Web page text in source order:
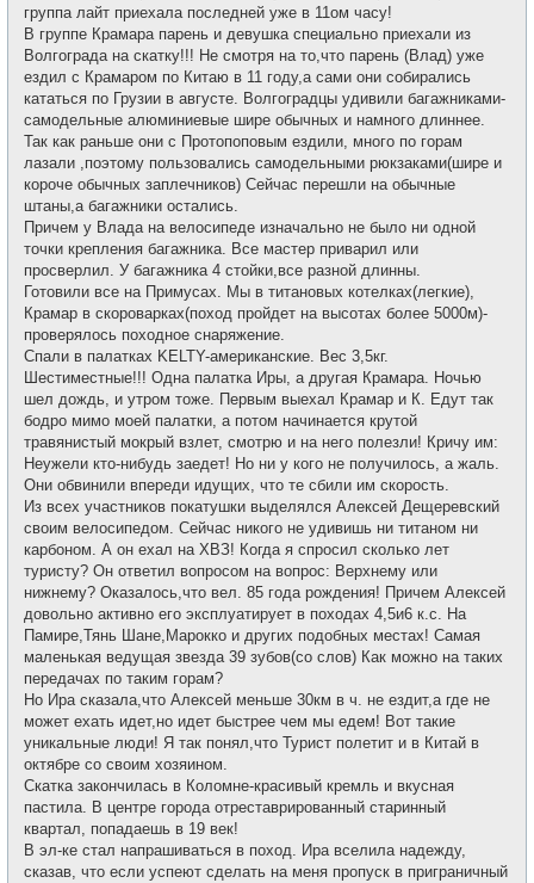
группа лайт приехала последней уже в 11ом часу!
В группе Крамара парень и девушка специально приехали из
Волгограда на скатку!!! Не смотря на то,что парень (Влад) уже
ездил с Крамаром по Китаю в 11 году,а сами они собирались
кататься по Грузии в августе. Волгоградцы удивили багажниками-
самодельные алюминиевые шире обычных и намного длиннее.
Так как раньше они с Протопоповым ездили, много по горам
лазали ,поэтому пользовались самодельными рюкзаками(шире и
короче обычных заплечников) Сейчас перешли на обычные
штаны,а багажники остались.
Причем у Влада на велосипеде изначально не было ни одной
точки крепления багажника. Все мастер приварил или
просверлил. У багажника 4 стойки,все разной длинны.
Готовили все на Примусах. Мы в титановых котелках(легкие),
Крамар в скороварках(поход пройдет на высотах более 5000м)-
проверялось походное снаряжение.
Спали в палатках KELTY-американские. Вес 3,5кг.
Шестиместные!!! Одна палатка Иры, а другая Крамара. Ночью
шел дождь, и утром тоже. Первым выехал Крамар и К. Едут так
бодро мимо моей палатки, а потом начинается крутой
травянистый мокрый взлет, смотрю и на него полезли! Кричу им:
Неужели кто-нибудь заедет! Но ни у кого не получилось, а жаль.
Они обвинили впереди идущих, что те сбили им скорость.
Из всех участников покатушки выделялся Алексей Дещеревский
своим велосипедом. Сейчас никого не удивишь ни титаном ни
карбоном. А он ехал на ХВЗ! Когда я спросил сколько лет
туристу? Он ответил вопросом на вопрос: Верхнему или
нижнему? Оказалось,что вел. 85 года рождения! Причем Алексей
довольно активно его эксплуатирует в походах 4,5и6 к.с. На
Памире,Тянь Шане,Марокко и других подобных местах! Самая
маленькая ведущая звезда 39 зубов(со слов) Как можно на таких
передачах по таким горам?
Но Ира сказала,что Алексей меньше 30км в ч. не ездит,а где не
может ехать идет,но идет быстрее чем мы едем! Вот такие
уникальные люди! Я так понял,что Турист полетит и в Китай в
октябре со своим хозяином.
Скатка закончилась в Коломне-красивый кремль и вкусная
пастила. В центре города отреставрированный старинный
квартал, попадаешь в 19 век!
В эл-ке стал напрашиваться в поход. Ира вселила надежду,
сказав, что если успеют сделать на меня пропуск в приграничный